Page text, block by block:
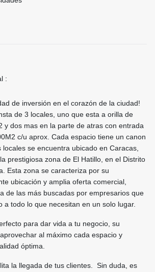
:
de inversión en el corazón de la ciudad!
de 3 locales, uno que esta a orilla de
y dos mas en la parte de atras con entrada
c/u aprox. Cada espacio tiene un canon
se encuentra ubicado en Caracas,
prestigiosa zona de El Hatillo, en el Distrito
Esta zona se caracteriza por su
ubicación y amplia oferta comercial,
de las más buscadas por empresarios que
a todo lo que necesitan en un solo lugar.
para dar vida a tu negocio, su
al máximo cada espacio y
óptima.
la llegada de tus clientes. Sin duda, es